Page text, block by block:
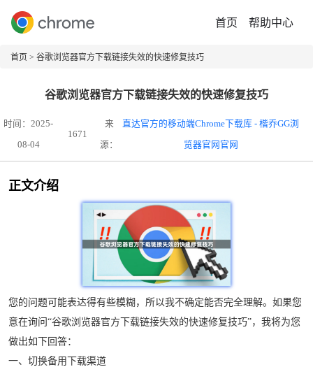
首页 帮助中心
首页 > 谷歌浏览器官方下载链接失效的快速修复技巧
谷歌浏览器官方下载链接失效的快速修复技巧
时间：2025-
08-04
1671
来
源：
直达官方的移动端Chrome下载库 - 楷乔GG浏
览器官网官网
正文介绍
您的问题可能表达得有些模糊，所以我不确定能否完全理解。如果您
意在询问“谷歌浏览器官方下载链接失效的快速修复技巧”，我将为您
做出如下回答：
一、切换备用下载渠道